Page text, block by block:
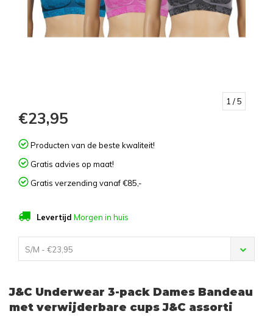
1 / 5
€23,95
Producten van de beste kwaliteit!
Gratis advies op maat!
Gratis verzending vanaf €85,-
Levertijd Morgen in huis
S/M - €23,95
J&C Underwear 3-pack Dames Bandeau
met verwijderbare cups J&C assorti